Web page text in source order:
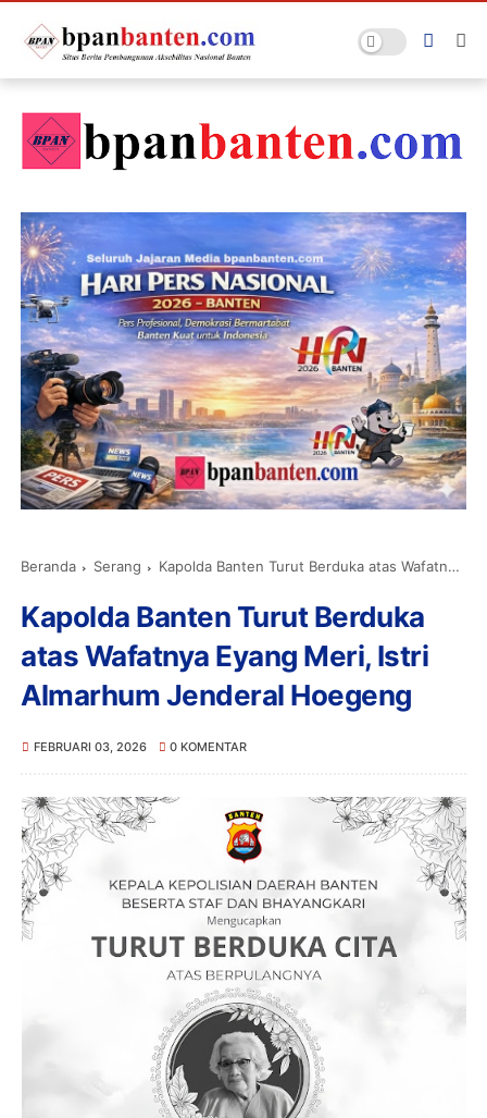
Beranda Serang Kapolda Banten Turut Berduka atas Wafatnya Eyang Meri, Istri Almarhum Jenderal Hoegeng
Kapolda Banten Turut Berduka
atas Wafatnya Eyang Meri, Istri
Almarhum Jenderal Hoegeng
FEBRUARI 03, 2026 0 KOMENTAR